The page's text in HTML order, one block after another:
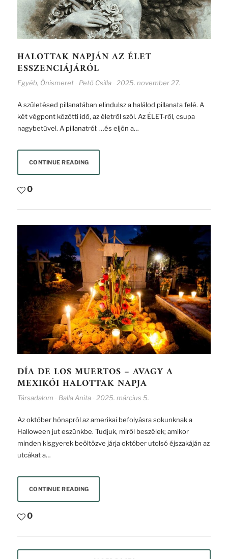
HALOTTAK NAPJÁN AZ ÉLET
ESSZENCIÁJÁRÓL
Egyéb, Önismeret - Pető Csilla - 2025. november 27.
A születésed pillanatában elindulsz a halálod pillanata felé. A
két végpont közötti idő, az életről szól. Az ÉLET-ről, csupa
nagybetűvel. A pillanatról: …és eljön a…
CONTINUE READING
0
DÍA DE LOS MUERTOS – AVAGY A
MEXIKÓI HALOTTAK NAPJA
Társadalom - Balla Anita - 2025. március 5.
Az október hónapról az amerikai befolyásra sokunknak a
Halloween jut eszünkbe. Tudjuk, miről beszélek; amikor
minden kisgyerek beöltözve járja október utolsó éjszakáján az
utcákat a…
CONTINUE READING
0